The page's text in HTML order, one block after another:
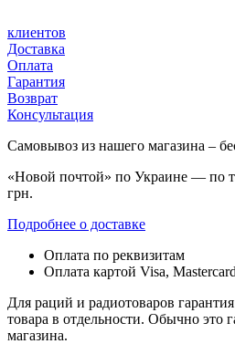
клиентов
Доставка
Оплата
Гарантия
Возврат
Консультация
Самовывоз из нашего магазина –
«Новой почтой» по Украине — по
грн.
Подробнее о доставке
Оплата по реквизитам
Оплата картой Visa,
Для раций и радиотоваров
товара в отдельности. Обычно это
магазина.